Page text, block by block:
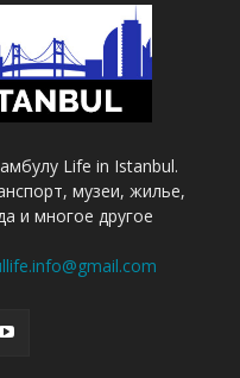
Life in Istanbul.
музеи, жилье,
и многое другое